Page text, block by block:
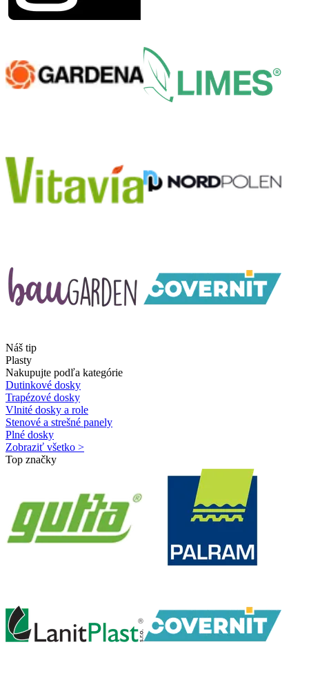
Náš tip
Plasty
Nakupujte podľa kategórie
Dutinkové dosky
Trapézové dosky
Vlnité dosky a role
Stenové a strešné panely
Plné dosky
Zobraziť všetko >
Top značky